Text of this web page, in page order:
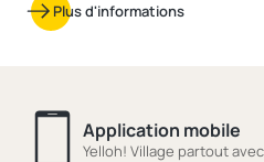
Plus d'informations
Application mobile
Yelloh! Village partout